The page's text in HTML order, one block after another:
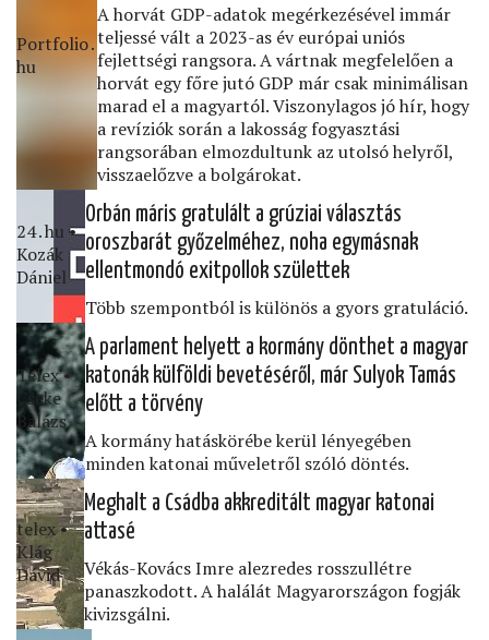
Portfolio․
hu
A horvát GDP-adatok megérkezésével immár
teljessé vált a 2023-as év európai uniós
fejlettségi rangsora. A vártnak megfelelően a
horvát egy főre jutó GDP már csak minimálisan
marad el a magyartól. Viszonylagos jó hír, hogy
a revíziók során a lakosság fogyasztási
rangsorában elmozdultunk az utolsó helyről,
visszaelőzve a bolgárokat.
24․hu •
Kozák
Dániel
Orbán máris gratulált a grúziai választás
oroszbarát győzelméhez, noha egymásnak
ellentmondó exitpollok születtek
Több szempontból is különös a gyors gratuláció.
Telex •
Cseke
Balázs
A parlament helyett a kormány dönthet a magyar
katonák külföldi bevetéséről, már Sulyok Tamás
előtt a törvény
A kormány hatáskörébe kerül lényegében
minden katonai műveletről szóló döntés.
telex •
Klág
Dávid
Meghalt a Csádba akkreditált magyar katonai
attasé
Vékás-Kovács Imre alezredes rosszullétre
panaszkodott. A halálát Magyarországon fogják
kivizsgálni.